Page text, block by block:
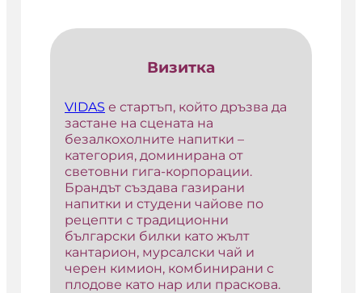
Визитка
VIDAS е стартъп, който дръзва да
застане на сцената на
безалкохолните напитки –
категория, доминирана от
световни гига-корпорации.
Брандът създава газирани
напитки и студени чайове по
рецепти с традиционни
български билки като жълт
кантарион, мурсалски чай и
черен кимион, комбинирани с
плодове като нар или праскова.